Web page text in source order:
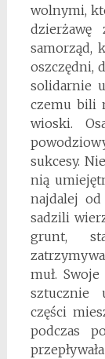
wolnymi,
samorząd,
oszczędni,
solidarnie
czemu bili
wioski.
sukcesy.
nią
najdalej
sadzili
grunt,
muł.
sztucznie
części
podczas